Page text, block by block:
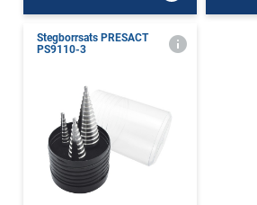
Stegborrsats PRESACT
PS9110-3